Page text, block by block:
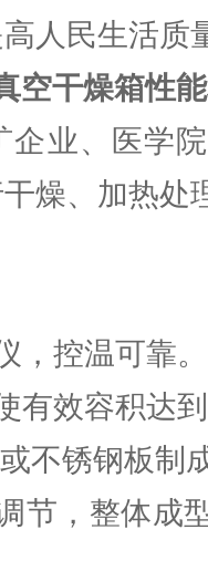
人民生活质
空干燥箱性
企业、医学
燥、加热处
，控温可靠。
有效容积达
不锈钢板制
节，整体成